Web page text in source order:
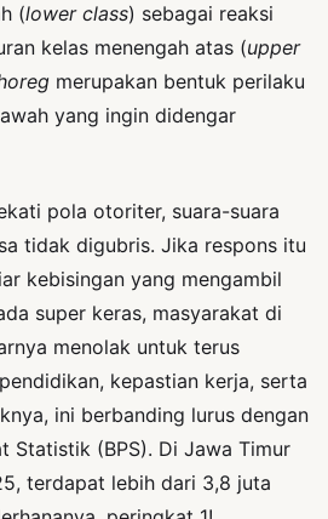
(lower class) sebagai reaksi
kelas menengah atas (upper
merupakan bentuk perilaku
yang ingin didengar
pola otoriter, suara-suara
tidak digubris. Jika respons itu
kebisingan yang mengambil
super keras, masyarakat di
menolak untuk terus
kepastian kerja, serta
ini berbanding lurus dengan
Statistik (BPS). Di Jawa Timur
terdapat lebih dari 3,8 juta